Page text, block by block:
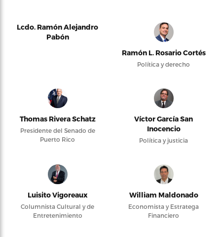
Lcdo. Ramón Alejandro
Pabón
Ramón L. Rosario Cortés
Política y derecho
Thomas Rivera Schatz
Presidente del Senado de
Puerto Rico
Víctor García San
Inocencio
Política y justicia
Luisito Vigoreaux
Columnista Cultural y de
Entretenimiento
William Maldonado
Economista y Estratega
Financiero